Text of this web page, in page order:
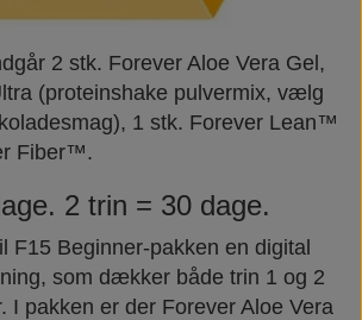
2 stk. Forever Aloe Vera Gel,
(proteinshake pulvermix, vælg
1 stk. Forever Lean™
Fiber™.
2 trin = 30 dage.
F15 Beginner-pakken en digital
som dækker både trin 1 og 2
I pakken er der Forever Aloe Vera